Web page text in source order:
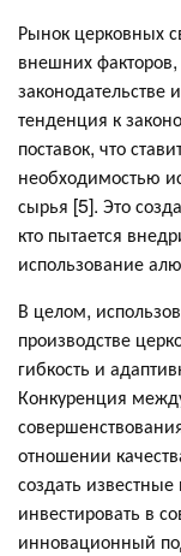
Рынок церковных
внешних
законодательстве
тенденция к
поставок, что
необходимостью
сырья [5]. Это
кто пытается
использование
В целом,
производстве
гибкость и
Конкуренция
отношении
создать известные
инвестировать в
инновационный